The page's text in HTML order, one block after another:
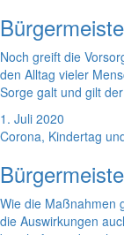
Noch greift die
den Alltag vieler
Sorge galt und gilt
1. Juli 2020
Corona, Kindertag
Wie die Maßnahmen
die Auswirkungen